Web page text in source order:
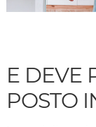
E DEVE
POSTO